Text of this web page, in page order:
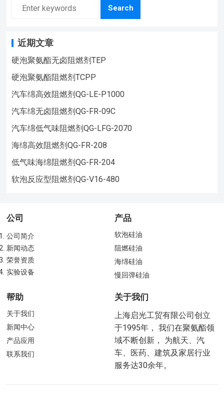
Search
近期文章
硬泡聚氨酯无卤阻燃剂TEP
硬泡聚氨酯阻燃剂TCPP
汽车绵高效阻燃剂QG-LE-P1000
汽车绵无卤阻燃剂QG-FR-09C
汽车绵低气味阻燃剂QG-LFG-2070
海绵高效阻燃剂QG-FR-208
低气味海绵阻燃剂QG-FR-204
软泡反应型阻燃剂QG-V16-480
公司
公司简介
新闻动态
荣誉资质
实验设备
产品
软泡硅油
阻燃硅油
海绵硅油
慢回弹硅油
帮助
关于我们
新闻中心
产品应用
联系我们
关于我们
上海启光工贸有限公司创立
于1995年， 我们在聚氨酯领
域不断创新， 为航天、汽
车、医药、建筑及家居行业
服务达30余年。